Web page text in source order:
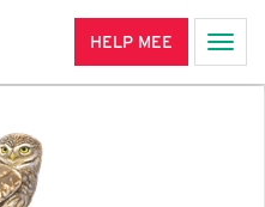
HELP MEE